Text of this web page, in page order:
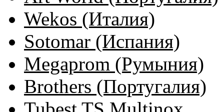
Wekos (Италия)
Sotomar (Испания)
Megaprom (Румыния)
Brothers (Португалия)